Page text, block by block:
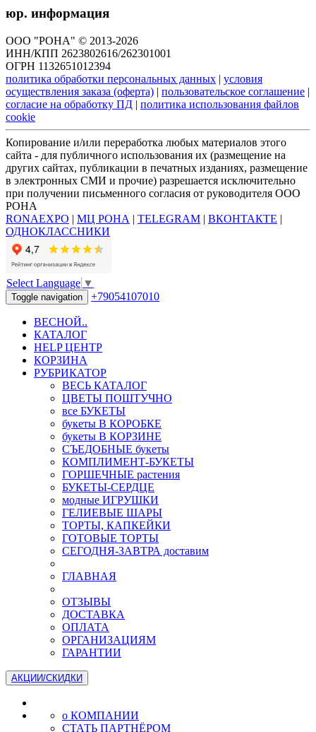
юр. информация
ООО "РОНА" © 2013-2026
ИНН/КПП 2623802616/262301001
ОГРН 1132651012394
политика обработки персональных данных | условия
осуществления заказа (оферта) | пользовательское соглашение |
согласие на обработку ПД | политика использования файлов
cookie
Копирование и/или переработка любых материалов этого
сайта - для публичного использования их (размещение на
других сайтах, публикации в печатных изданиях, размещение
в электронных СМИ и прочие) разрешается исключительно
при получении письменного согласия от руководителя ООО
РОНА
RONAEXPO | МЦ РОНА | TELEGRAM | ВКОНТАКТЕ |
ОДНОКЛАССНИКИ
Select Language ▼
Toggle navigation +79054107010
ВЕСНОЙ..
КАТАЛОГ
HELP ЦЕНТР
КОРЗИНА
РУБРИКАТОР
ВЕСЬ КАТАЛОГ
ЦВЕТЫ ПОШТУЧНО
все БУКЕТЫ
букеты В КОРОБКЕ
букеты В КОРЗИНЕ
СЪЕДОБНЫЕ букеты
КОМПЛИМЕНТ-БУКЕТЫ
ГОРШЕЧНЫЕ растения
БУКЕТЫ-СЕРДЦЕ
модные ИГРУШКИ
ГЕЛИЕВЫЕ ШАРЫ
ТОРТЫ, КАПКЕЙКИ
ГОТОВЫЕ ТОРТЫ
СЕГОДНЯ-ЗАВТРА доставим
ГЛАВНАЯ
ОТЗЫВЫ
ДОСТАВКА
ОПЛАТА
ОРГАНИЗАЦИЯМ
ГАРАНТИИ
АКЦИИ/СКИДКИ
о КОМПАНИИ
СТАТЬ ПАРТНЁРОМ